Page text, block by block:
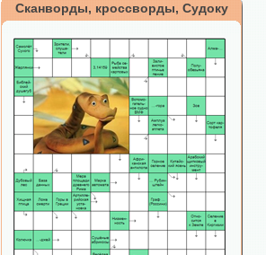
Сканворды, кроссворды, Судоку